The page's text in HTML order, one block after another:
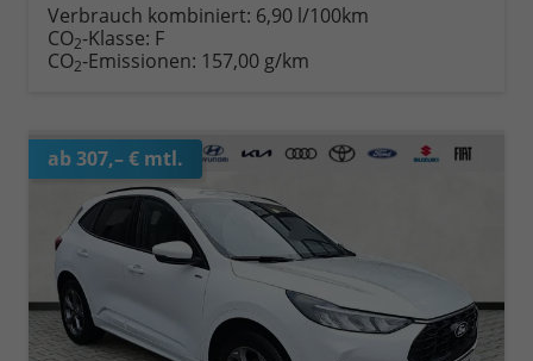
Verbrauch kombiniert: 6,90 l/100km
CO2-Klasse: F
CO2-Emissionen: 157,00 g/km
ab 307,– € mtl.